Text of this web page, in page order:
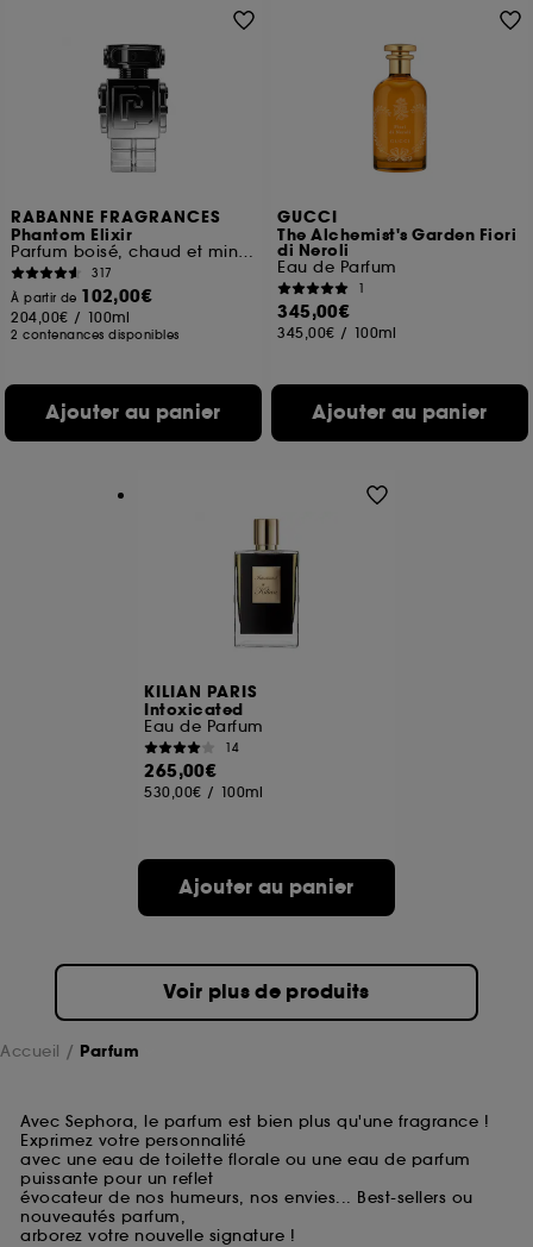
RABANNE FRAGRANCES
Phantom Elixir
Parfum boisé, chaud et minéral
317
À partir de 102,00€
204,00€ / 100ml
2 contenances disponibles
Ajouter au panier
GUCCI
The Alchemist's Garden Fiori
di Neroli
Eau de Parfum
1
345,00€
345,00€ / 100ml
Ajouter au panier
KILIAN PARIS
Intoxicated
Eau de Parfum
14
265,00€
530,00€ / 100ml
Ajouter au panier
Voir plus de produits
Accueil Parfum
Avec Sephora, le parfum est bien plus qu'une fragrance !
Exprimez votre personnalité
avec une eau de toilette florale ou une eau de parfum
puissante pour un reflet
évocateur de nos humeurs, nos envies... Best-sellers ou
nouveautés parfum,
arborez votre nouvelle signature !